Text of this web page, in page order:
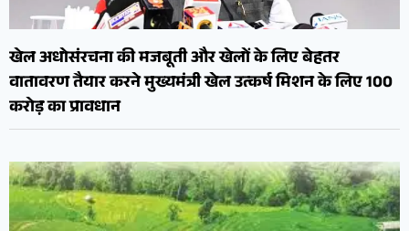
खेल अधोसंरचना की मजबूती और खेलों के लिए बेहतर
वातावरण तैयार करने मुख्यमंत्री खेल उत्कर्ष मिशन के लिए 100
करोड़ का प्रावधान